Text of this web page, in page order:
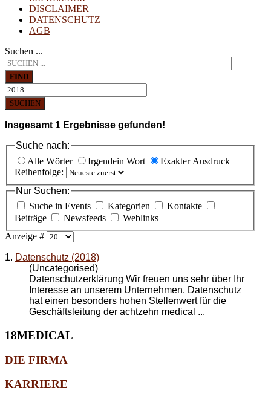
DISCLAIMER
DATENSCHUTZ
AGB
Suchen ...
FIND
SUCHEN
Insgesamt 1 Ergebnisse gefunden!
Suche nach:
Alle Wörter
Irgendein Wort
Exakter Ausdruck
Reihenfolge:
Nur Suchen:
Suche in Events
Kategorien
Kontakte
Beiträge
Newsfeeds
Weblinks
Anzeige #
1. Datenschutz (2018)
(Uncategorised)
Datenschutzerklärung Wir freuen uns sehr über Ihr
Interesse an unserem Unternehmen. Datenschutz
hat einen besonders hohen Stellenwert für die
Geschäftsleitung der achtzehn medical ...
18MEDICAL
DIE FIRMA
KARRIERE